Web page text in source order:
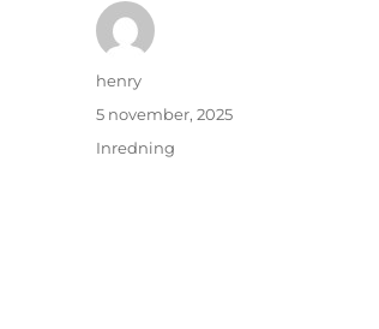
Författare
henry
Publicerat
5 november, 2025
Kategorier
Inredning